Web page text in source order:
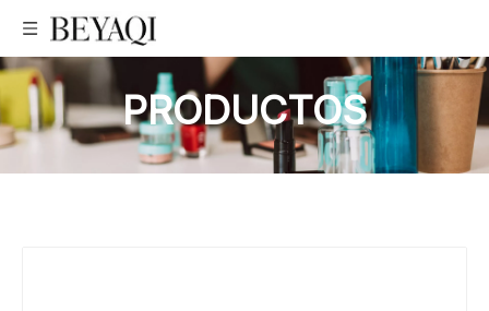
PRODUCTOS